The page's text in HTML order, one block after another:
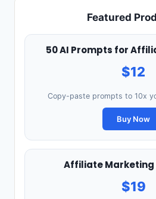
Featured
50 AI Prompts for
$12
Copy-paste prompts to 10x
Buy Now
Affiliate Marketing
$19